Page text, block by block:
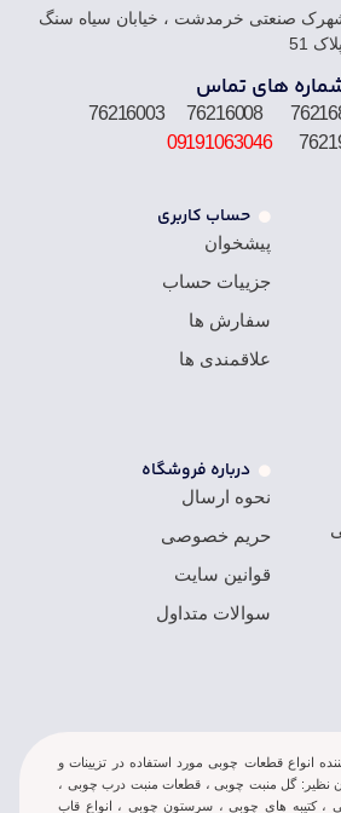
شهرک صنعتی خرمدشت ، خیابان سیاه سنگ
های تماس
09191063046
حساب کاربری
پیشخوان
جزییات حساب
سفارش ها
علاقمندی ها
درباره فروشگاه
نحوه ارسال
حریم خصوصی
قوانین سایت
سوالات متداول
انواع قطعات چوبی مورد استفاده در تزيينات و
نظير: گل منبت چوبی ، قطعات منبت درب چوبی ،
، کتيبه های چوبی ، سرستون چوبی ، انواع قاب